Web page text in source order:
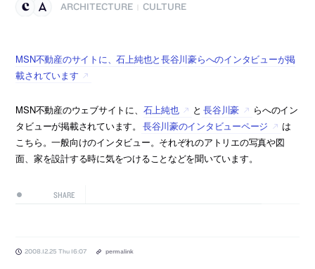
ARCHITECTURE CULTURE
MSN不動産のサイトに、石上純也と長谷川豪らへのインタビューが掲
載されています
MSN不動産のウェブサイトに、 石上純也 と 長谷川豪
らへのイン
タビューが掲載されています。 長谷川豪のインタビューページ
は
こちら。一般向けのインタビュー。それぞれのアトリエの写真や図
面、家を設計する時に気をつけることなどを聞いています。
SHARE
2008.12.25 Thu 16:07 permalink